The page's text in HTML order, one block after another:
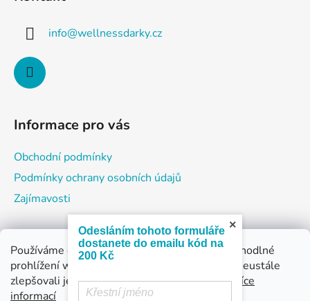
Používáme cookies, abychom Vám umožnili pohodlné
prohlížení webu a díky analýze provozu webu neustále
zlepšovali jeho funkce, výkon a použitelnost. Více
informací
info@wellnessdarky.cz
Informace pro vás
Obchodní podmínky
Podmínky ochrany osobních údajů
Zajímavosti
Nákupní košík
×
Odesláním tohoto formuláře
dostanete do emailu kód na
200 Kč